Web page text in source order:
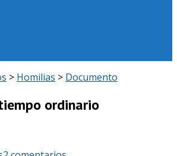
> Homilias > Documento
ordinario